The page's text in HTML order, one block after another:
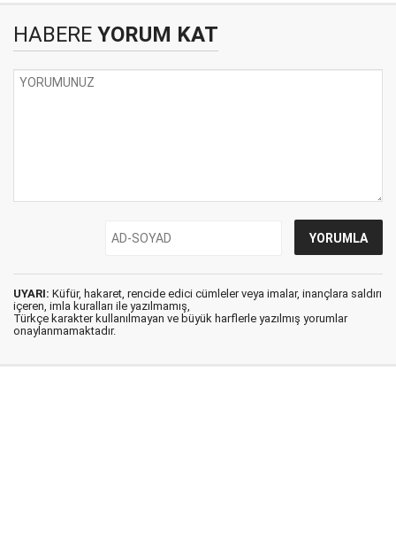
HABERE YORUM KAT
UYARI: Küfür, hakaret, rencide edici cümleler veya imalar, inançlara saldırı
içeren, imla kuralları ile yazılmamış,
Türkçe karakter kullanılmayan ve büyük harflerle yazılmış yorumlar
onaylanmamaktadır.